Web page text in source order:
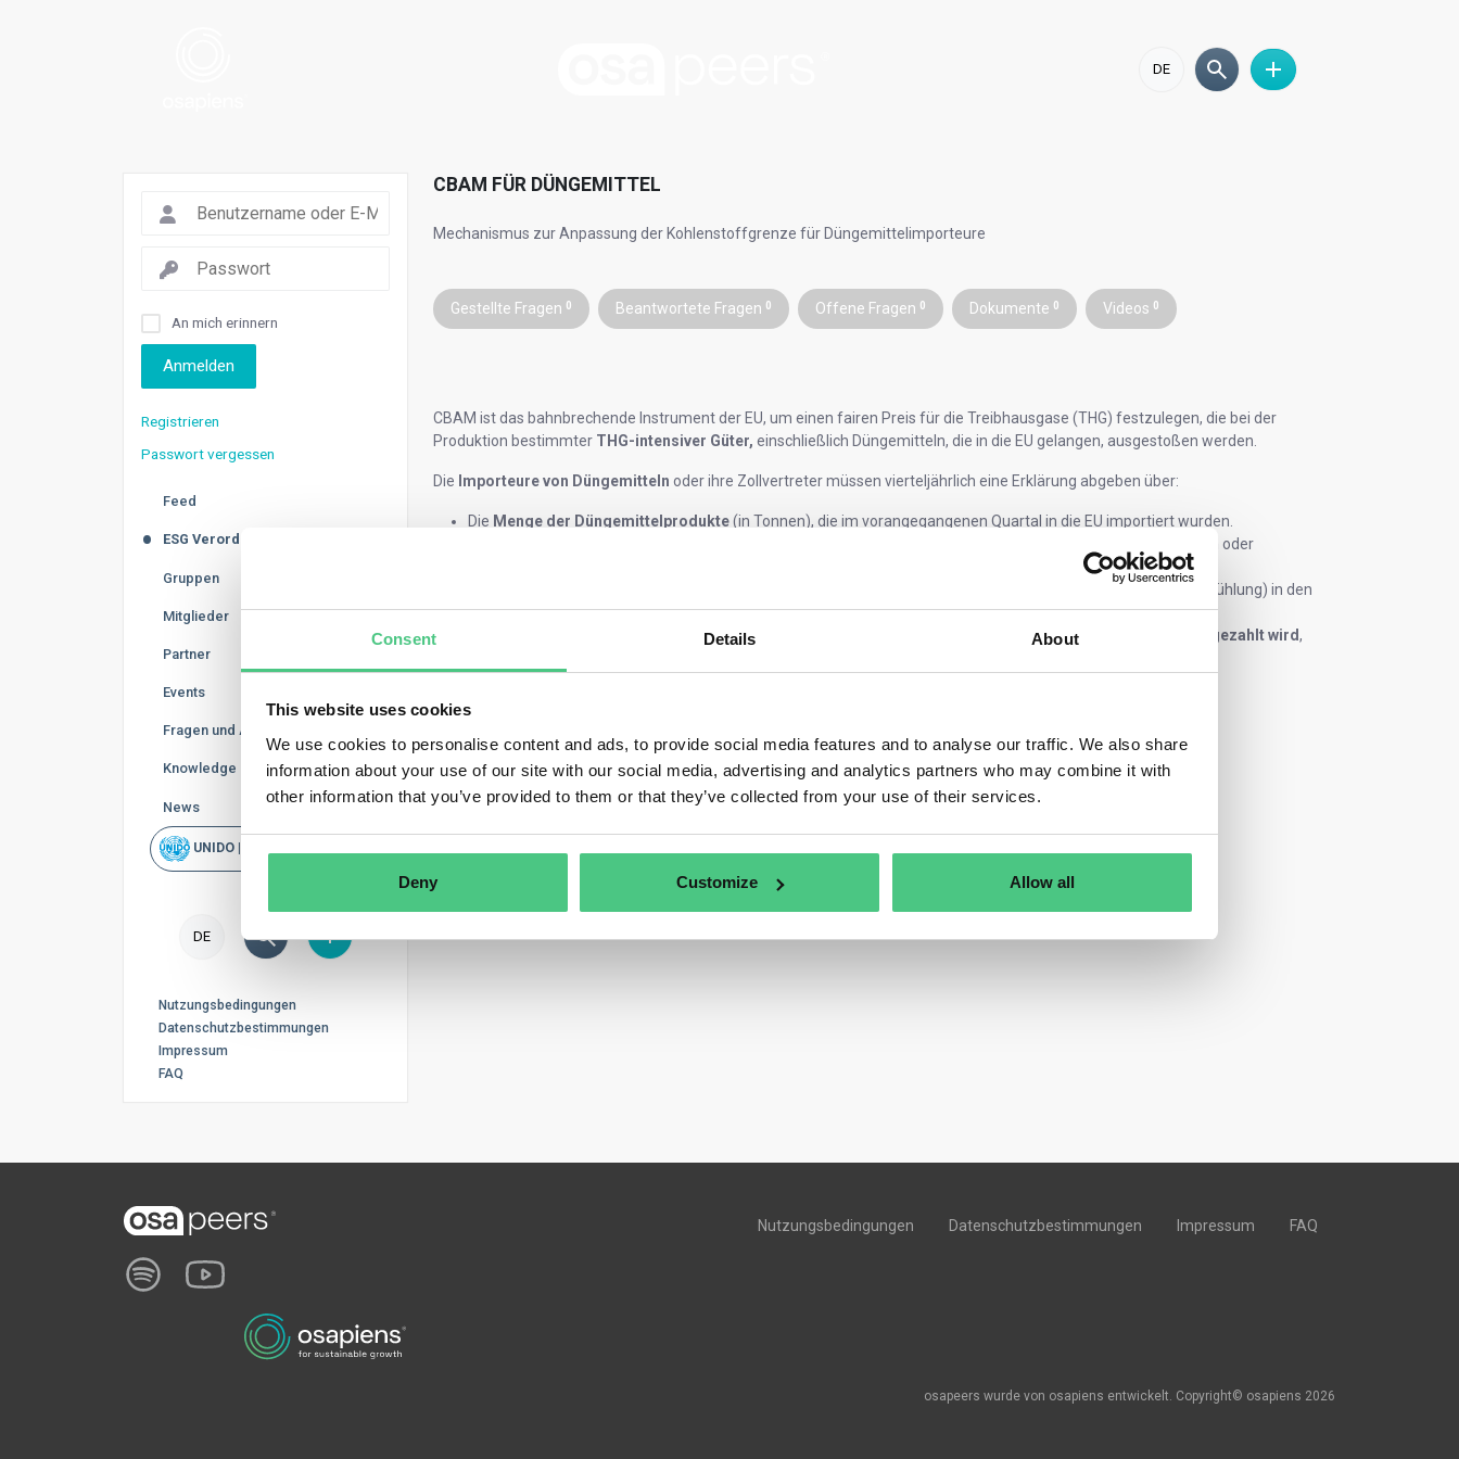
Consent Details About
This website uses cookies
We use cookies to personalise content and ads, to provide social media features and to analyse our traffic. We also share
information about your use of our site with our social media, advertising and analytics partners who may combine it with
other information that you’ve provided to them or that they’ve collected from your use of their services.
Deny Customize Allow all
DE
CBAM FÜR DÜNGEMITTEL
Mechanismus zur Anpassung der Kohlenstoffgrenze für Düngemittelimporteure
Gestellte Fragen 0 Beantwortete Fragen 0 Offene Fragen 0 Dokumente 0 Videos 0
CBAM ist das bahnbrechende Instrument der EU, um einen fairen Preis für die Treibhausgase (THG) festzulegen, die bei der
Produktion bestimmter THG-intensiver Güter, einschließlich Düngemitteln, die in die EU gelangen, ausgestoßen werden.
Die Importeure von Düngemitteln oder ihre Zollvertreter müssen vierteljährlich eine Erklärung abgeben über:
Die Menge der Düngemittelprodukte(in Tonnen), die im vorangegangenen Quartal in die EU importiert wurden.
, die bei der Herstellung der in die EU eingeführten Waren auf der Ebene der Anlagen oder
, die durch andere Aktivitäten als die physische Produktion (z. B. Strom, Heizung/Kühlung) in den
Waren enthalten sind.
Preis, der in einem Herkunftslandfür die in den importierten Gütern enthaltenen Emissionen fällig ist oder gezahlt wird,
An mich erinnern
Anmelden
Registrieren
Passwort vergessen
Feed
ESG Verordnungen
Gruppen
Mitglieder
Partner
Events
Fragen und Antworten
Knowledge Base
News
UNIDO | Schnellsuche
DE
Nutzungsbedingungen
Datenschutzbestimmungen
Impressum
FAQ
Nutzungsbedingungen Datenschutzbestimmungen Impressum FAQ
osapeers wurde von osapiens entwickelt. Copyright© osapiens 2026